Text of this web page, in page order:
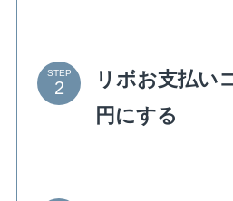
STEP
リボお支払い
円にする